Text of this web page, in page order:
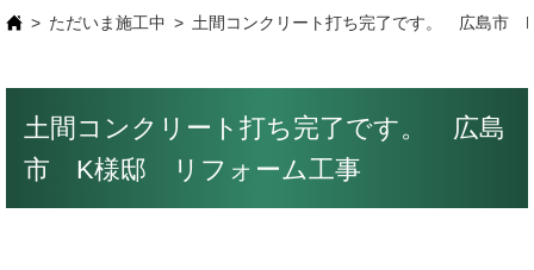
ただいま施工中 土間コンクリート打ち完了です。 広島市
土間コンクリート打ち完了です。 広島
市 K様邸 リフォーム工事